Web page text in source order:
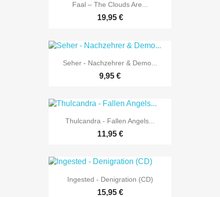
Faal ‎– The Clouds Are...
19,95 €
Seher - Nachzehrer & Demo...
9,95 €
Thulcandra - Fallen Angels...
11,95 €
Ingested - Denigration (CD)
15,95 €